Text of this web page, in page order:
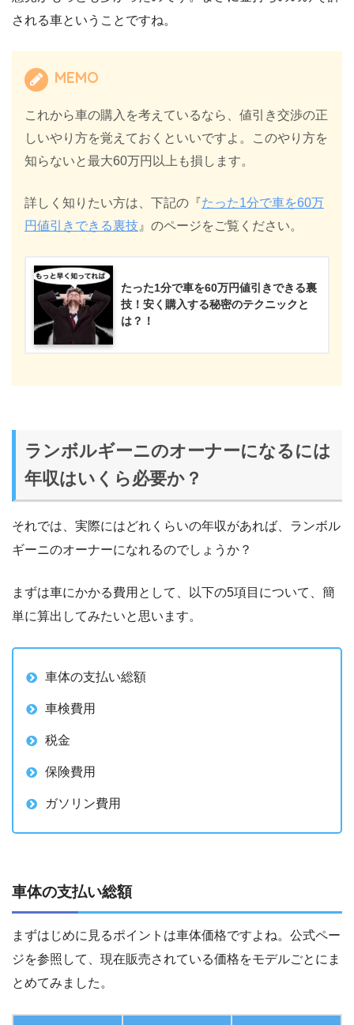
される車ということですね。
MEMO
これから車の購入を考えているなら、値引き交渉の正
しいやり方を覚えておくといいですよ。このやり方を
知らないと最大60万円以上も損します。
詳しく知りたい方は、下記の『たった1分で車を60万
円値引きできる裏技 』のページをご覧ください。
たった1分で車を60万円値引きできる裏
技！安く購入する秘密のテクニックと
は？！
ランボルギーニのオーナーになるには
年収はいくら必要か？
それでは、実際にはどれくらいの年収があれば、ランボル
ギーニのオーナーになれるのでしょうか？
まずは車にかかる費用として、以下の5項目について、簡
単に算出してみたいと思います。
車体の支払い総額
車検費用
税金
保険費用
ガソリン費用
車体の支払い総額
まずはじめに見るポイントは車体価格ですよね。公式ペー
ジを参照して、現在販売されている価格をモデルごとにま
とめてみました。